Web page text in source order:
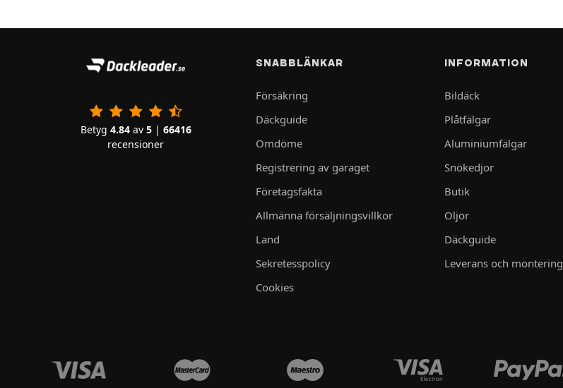
Betyg 4.84av 5| 66416
recensioner
SNABBLÄNKAR
Försäkring
Däckguide
Omdöme
Registrering av garaget
Företagsfakta
Allmänna försäljningsvillkor
Land
Sekretesspolicy
Cookies
INFORMATION
Bildäck
Plåtfälgar
Aluminiumfälgar
Snökedjor
Butik
Oljor
Däckguide
Leverans och montering